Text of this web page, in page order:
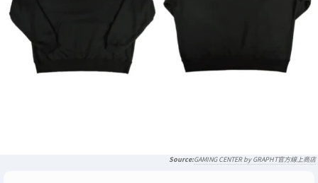
GAMING CENTER by GRAPHT官方線上商店